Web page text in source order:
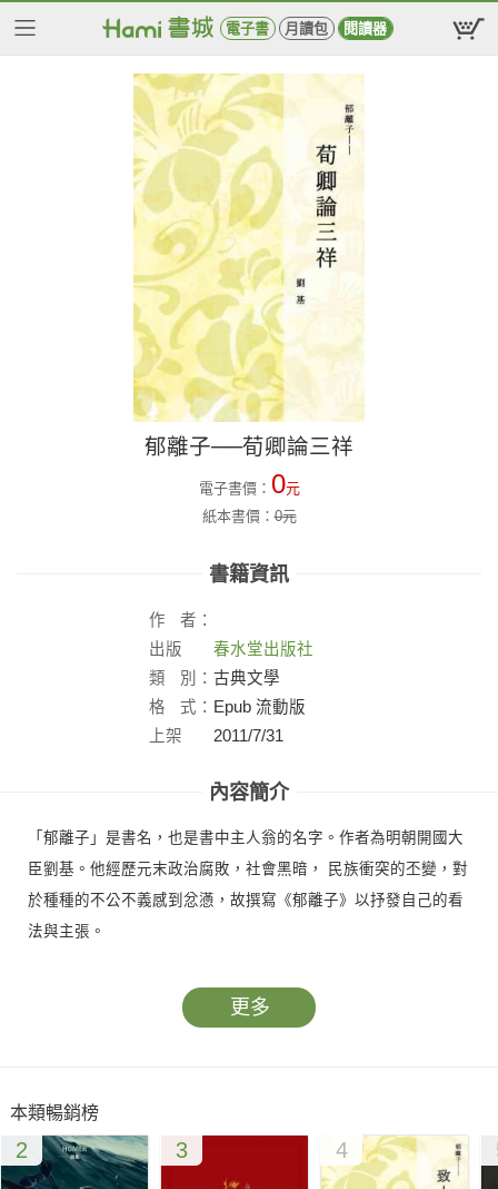
電子書 月讀包 閱讀器
郁離子──荀卿論三祥
電子書價： 0元
紙本書價：0元
書籍資訊
作
者：
出版
社：
春水堂出版社
類
別： 古典文學
格
式： Epub 流動版
上架
2011/7/31
內容簡介
「郁離子」是書名，也是書中主人翁的名字。作者為明朝開國大
臣劉基。他經歷元末政治腐敗，社會黑暗， 民族衝突的丕變，對
於種種的不公不義感到忿懣，故撰寫《郁離子》以抒發自己的看
法與主張。
更多
本類暢銷榜
2 3 4